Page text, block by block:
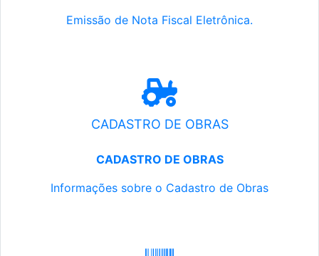
Emissão de Nota Fiscal Eletrônica.
CADASTRO DE OBRAS
CADASTRO DE OBRAS
Informações sobre o Cadastro de Obras